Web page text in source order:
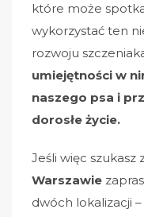
które może
wykorzystać ten
rozwoju
umiejętności w
naszego psa i
dorosłe życie.
Jeśli więc szukasz
Warszawie
dwóch lokalizacji –